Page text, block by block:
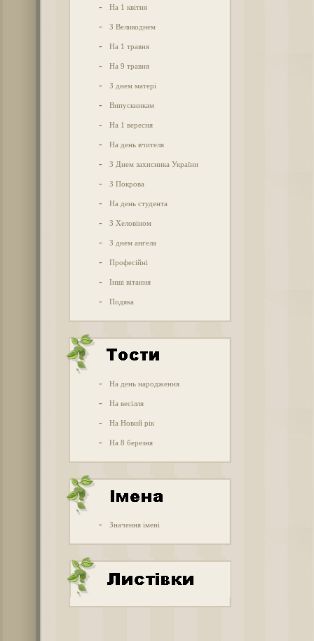
- На 1 квітня
- З Великоднем
- На 1 травня
- На 9 травня
- З днем матері
- Випускникам
- На 1 вересня
- На день вчителя
- З Днем захисника України
- З Покрова
- На день студента
- З Хеловіном
- З днем ангела
- Професійні
- Інші вітання
- Подяка
- На день народження
- На весілля
- На Новий рік
- На 8 березня
- Значення імені